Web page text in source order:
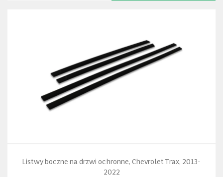
Listwy boczne na drzwi ochronne, Chevrolet Trax, 2013-
2022